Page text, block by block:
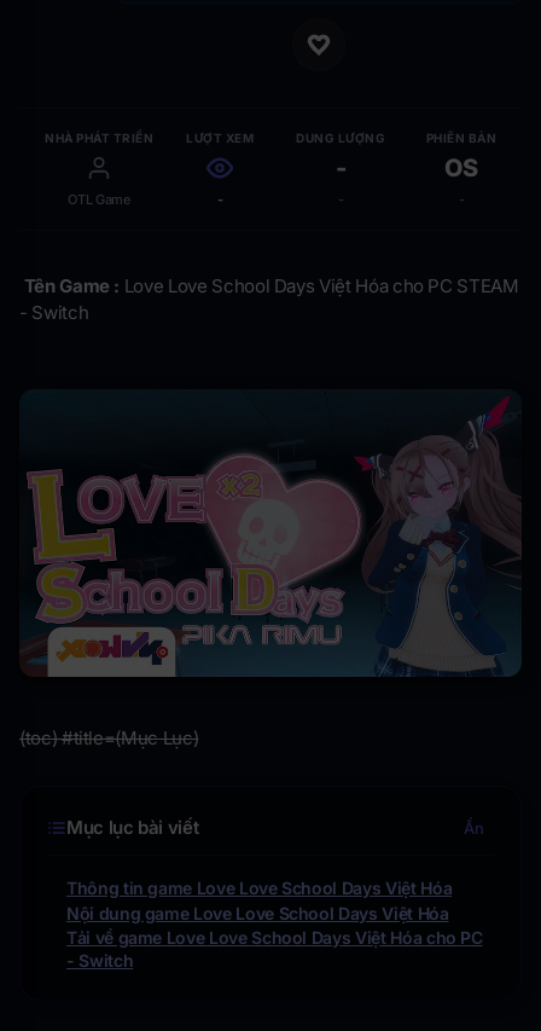
NHÀ PHÁT TRIỂN
OTL Game
LƯỢT XEM
-
DUNG LƯỢNG
-
-
PHIÊN BẢN
OS
-
Tên Game : Love Love School Days Việt Hóa cho PC STEAM
- Switch
(toc) #title=(Mục Lục)
Mục lục bài viết Ẩn
Thông tin game Love Love School Days Việt Hóa
Nội dung game Love Love School Days Việt Hóa
Tải về game Love Love School Days Việt Hóa cho PC
- Switch